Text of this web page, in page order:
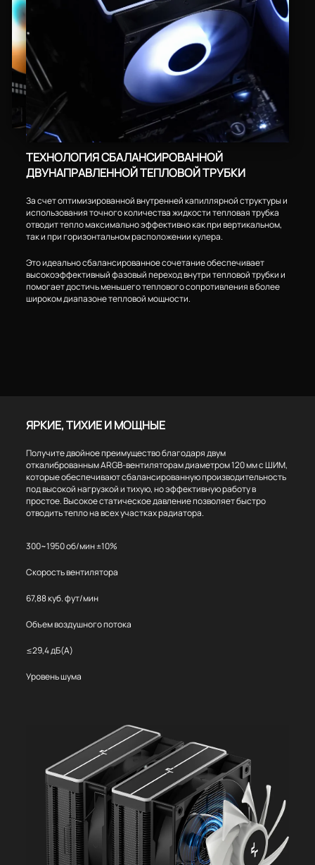
ТЕХНОЛОГИЯ СБАЛАНСИРОВАННОЙ
ДВУНАПРАВЛЕННОЙ ТЕПЛОВОЙ ТРУБКИ
За счет оптимизированной внутренней капиллярной структуры и
использования точного количества жидкости тепловая трубка
отводит тепло максимально эффективно как при вертикальном,
так и при горизонтальном расположении кулера.
Это идеально сбалансированное сочетание обеспечивает
высокоэффективный фазовый переход внутри тепловой трубки и
помогает достичь меньшего теплового сопротивления в более
широком диапазоне тепловой мощности.
ЯРКИЕ, ТИХИЕ И МОЩНЫЕ
Получите двойное преимущество благодаря двум
откалиброванным ARGB-вентиляторам диаметром 120 мм с ШИМ,
которые обеспечивают сбалансированную производительность
под высокой нагрузкой и тихую, но эффективную работу в
простое. Высокое статическое давление позволяет быстро
отводить тепло на всех участках радиатора.
300~1950 об/мин ±10%
Скорость вентилятора
67,88 куб. фут/мин
Объем воздушного потока
≤29,4 дБ(А)
Уровень шума